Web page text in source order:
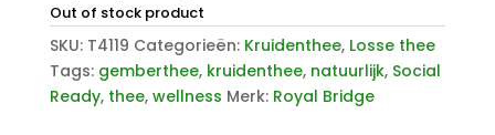
Out of stock product
SKU: T4119 Categorieën: Kruidenthee, Losse thee
Tags: gemberthee, kruidenthee, natuurlijk, Social
Ready, thee, wellness Merk: Royal Bridge